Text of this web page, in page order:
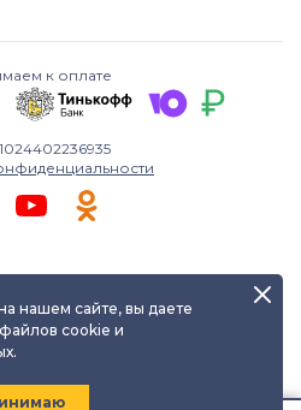
к оплате
материалов сайта
| © КаЮФ , 2013-2026
нашем сайте, вы даете
cookie и